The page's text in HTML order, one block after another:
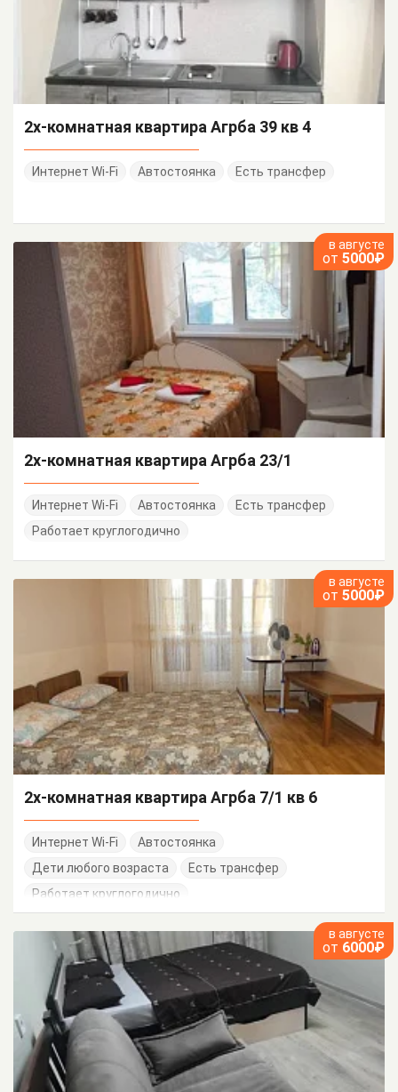
2х-комнатная квартира Агрба 39 кв 4
Интернет Wi-Fi Автостоянка Есть трансфер
в августе
от 5000₽
2х-комнатная квартира Агрба 23/1
Интернет Wi-Fi Автостоянка
Есть трансфер
Работает круглогодично
в августе
от 5000₽
2х-комнатная квартира Агрба 7/1 кв 6
Интернет Wi-Fi
Автостоянка
Дети любого возраста
Есть трансфер
Работает круглогодично
в августе
от 6000₽